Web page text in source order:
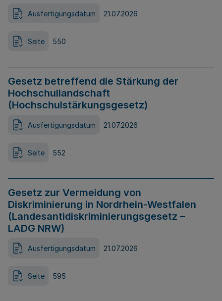
Ausfertigungsdatum 21.07.2026
Seite 550
Gesetz betreffend die Stärkung der
Hochschullandschaft
(Hochschulstärkungsgesetz)
Ausfertigungsdatum 21.07.2026
Seite 552
Gesetz zur Vermeidung von
Diskriminierung in Nordrhein-Westfalen
(Landesantidiskriminierungsgesetz –
LADG NRW)
Ausfertigungsdatum 21.07.2026
Seite 595